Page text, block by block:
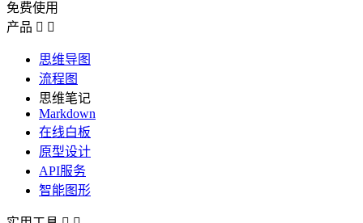
免费使用
产品  
思维导图
流程图
思维笔记
Markdown
在线白板
原型设计
API服务
智能图形